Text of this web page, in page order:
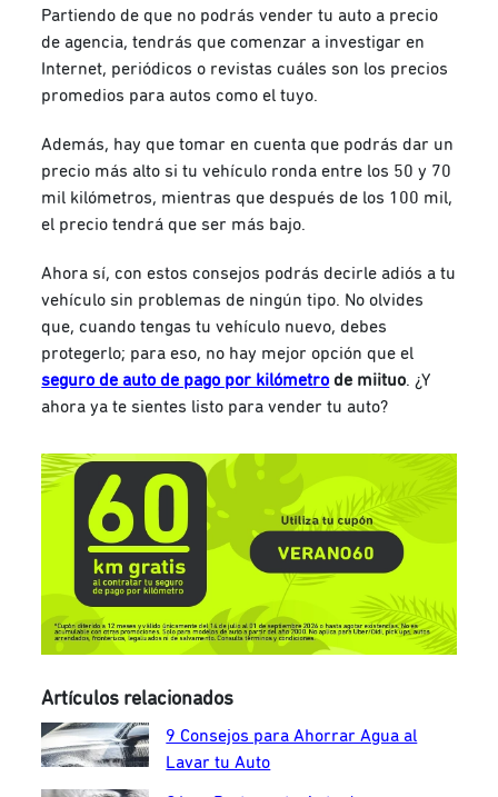
Partiendo de que no podrás vender tu auto a precio
de agencia, tendrás que comenzar a investigar en
Internet, periódicos o revistas cuáles son los precios
promedios para autos como el tuyo.
Además, hay que tomar en cuenta que podrás dar un
precio más alto si tu vehículo ronda entre los 50 y 70
mil kilómetros, mientras que después de los 100 mil,
el precio tendrá que ser más bajo.
Ahora sí, con estos consejos podrás decirle adiós a tu
vehículo sin problemas de ningún tipo. No olvides
que, cuando tengas tu vehículo nuevo, debes
protegerlo; para eso, no hay mejor opción que el
seguro de auto de pago por kilómetro de miituo. ¿Y
ahora ya te sientes listo para vender tu auto?
Artículos relacionados
9 Consejos para Ahorrar Agua al
Lavar tu Auto